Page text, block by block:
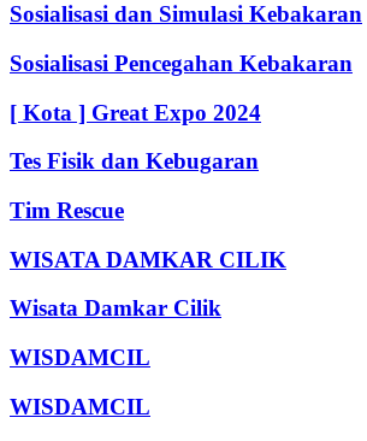
Sosialisasi dan Simulasi Kebakaran
Sosialisasi Pencegahan Kebakaran
[ Kota ] Great Expo 2024
Tes Fisik dan Kebugaran
Tim Rescue
WISATA DAMKAR CILIK
Wisata Damkar Cilik
WISDAMCIL
WISDAMCIL